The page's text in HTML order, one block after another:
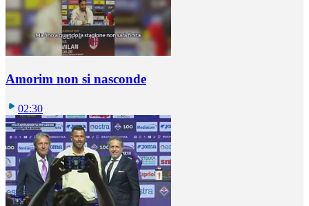
Amorim non si nasconde
02:30